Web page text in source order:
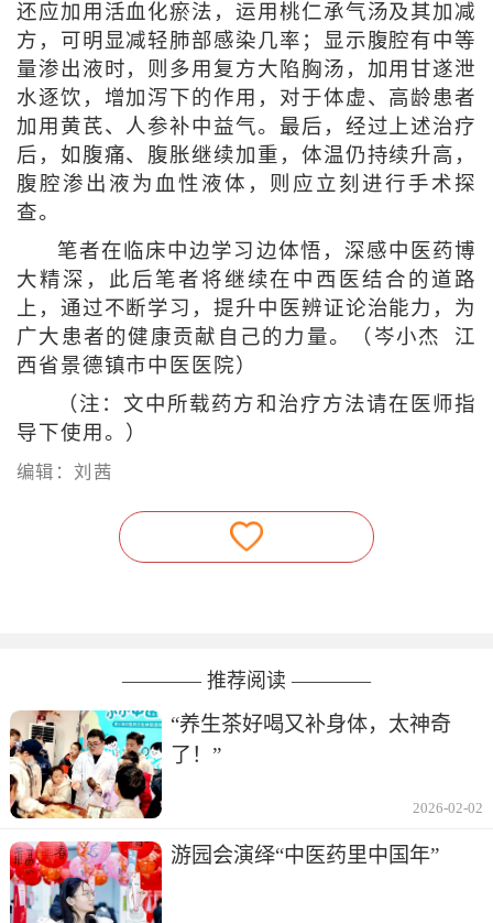
还应加用活血化瘀法，运用桃仁承气汤及其加减
方，可明显减轻肺部感染几率；显示腹腔有中等
量渗出液时，则多用复方大陷胸汤，加用甘遂泄
水逐饮，增加泻下的作用，对于体虚、高龄患者
加用黄芪、人参补中益气。最后，经过上述治疗
后，如腹痛、腹胀继续加重，体温仍持续升高，
腹腔渗出液为血性液体，则应立刻进行手术探
查。
笔者在临床中边学习边体悟，深感中医药博
大精深，此后笔者将继续在中西医结合的道路
上，通过不断学习，提升中医辨证论治能力，为
广大患者的健康贡献自己的力量。（岑小杰 江
西省景德镇市中医医院）
（注：文中所载药方和治疗方法请在医师指
导下使用。）
编辑：刘茜
———— 推荐阅读 ————
“养生茶好喝又补身体，太神奇
了！”
2026-02-02
游园会演绎“中医药里中国年”